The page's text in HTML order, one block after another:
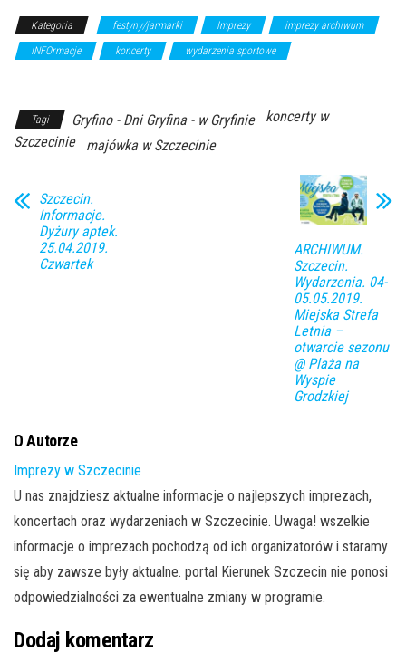
Kategoria festyny/jarmarki Imprezy
imprezy archiwum
INFOrmacje
koncerty wydarzenia sportowe
Tagi Gryfino - Dni Gryfina - w Gryfinie
koncerty w
Szczecinie
majówka w Szczecinie
Szczecin.
Informacje.
Dyżury aptek.
25.04.2019.
Czwartek
ARCHIWUM.
Szczecin.
Wydarzenia. 04-
05.05.2019.
Miejska Strefa
Letnia –
otwarcie sezonu
@ Plaża na
Wyspie
Grodzkiej
O Autorze
Imprezy w Szczecinie
U nas znajdziesz aktualne informacje o najlepszych imprezach,
koncertach oraz wydarzeniach w Szczecinie. Uwaga! wszelkie
informacje o imprezach pochodzą od ich organizatorów i staramy
się aby zawsze były aktualne. portal Kierunek Szczecin nie ponosi
odpowiedzialności za ewentualne zmiany w programie.
Dodaj komentarz